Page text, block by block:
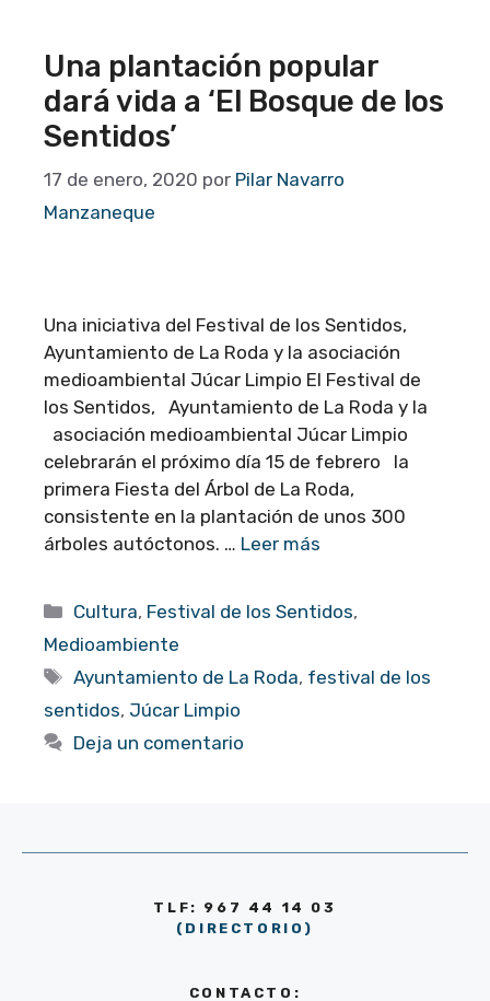
Una plantación popular
dará vida a ‘El Bosque de los
Sentidos’
17 de enero, 2020 por Pilar Navarro
Manzaneque
Una iniciativa del Festival de los Sentidos,
Ayuntamiento de La Roda y la asociación
medioambiental Júcar Limpio El Festival de
los Sentidos, Ayuntamiento de La Roda y la
asociación medioambiental Júcar Limpio
celebrarán el próximo día 15 de febrero la
primera Fiesta del Árbol de La Roda,
consistente en la plantación de unos 300
árboles autóctonos. … Leer más
Categorías
Cultura, Festival de los Sentidos,
Medioambiente
Etiquetas
Ayuntamiento de La Roda, festival de los
sentidos, Júcar Limpio
Deja un comentario
TLF: 967 44 14 03
(DIRECTORIO)
CONTACTO: